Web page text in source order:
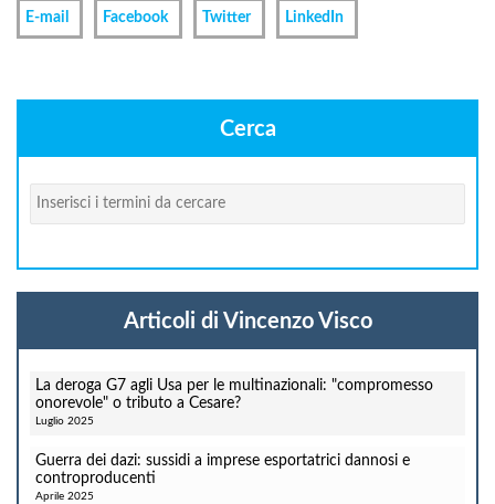
E-mail Facebook Twitter LinkedIn
Cerca
Cerca
Articoli di Vincenzo Visco
La deroga G7 agli Usa per le multinazionali: "compromesso
onorevole" o tributo a Cesare?
Luglio 2025
Guerra dei dazi: sussidi a imprese esportatrici dannosi e
controproducenti
Aprile 2025